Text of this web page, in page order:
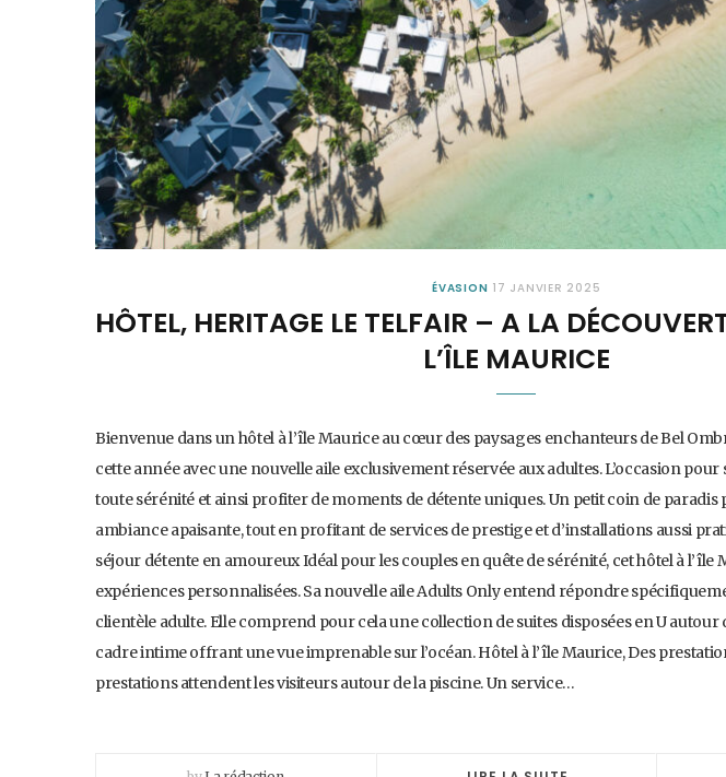
ÉVASION 17 JANVIER 2025
HÔTEL, HERITAGE LE TELFAIR – A LA
L’ÎLE MAURICE
Bienvenue dans un hôtel à l’île Maurice au cœur des paysages enchanteurs de Bel
cette année avec une nouvelle aile exclusivement réservée aux adultes. L’occasion pour
toute sérénité et ainsi profiter de moments de détente uniques. Un petit coin de
ambiance apaisante, tout en profitant de services de prestige et d’installations aussi
séjour détente en amoureux Idéal pour les couples en quête de sérénité, cet hôtel à l’île
expériences personnalisées. Sa nouvelle aile Adults Only entend répondre
clientèle adulte. Elle comprend pour cela une collection de suites disposées en U autour
cadre intime offrant une vue imprenable sur l’océan. Hôtel à l’île Maurice, Des
prestations attendent les visiteurs autour de la piscine. Un service…